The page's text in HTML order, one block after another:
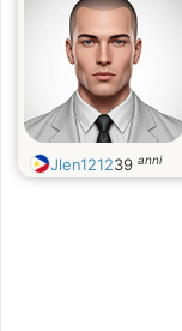
Jlen121239 anni